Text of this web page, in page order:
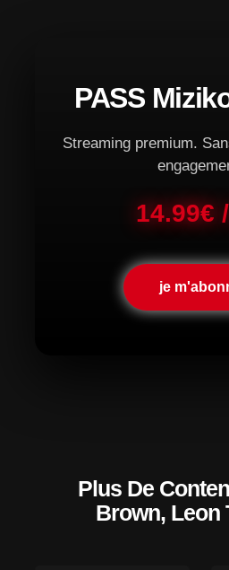
PASS
Streaming premium.
14.99€
je
Plus De
Brown, Leon